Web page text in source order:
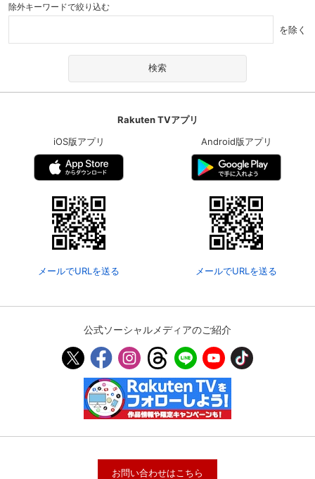
除外キーワードで絞り込む
を除く
Rakuten TVアプリ
iOS版アプリ
メールでURLを送る
Android版アプリ
メールでURLを送る
公式ソーシャルメディアのご紹介
お問い合わせはこちら